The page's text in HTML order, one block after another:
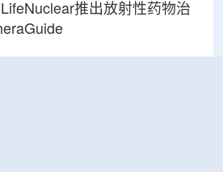
推出放射性药物治